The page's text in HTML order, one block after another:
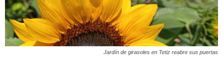
Jardín de girasoles en Tetiz reabre sus puertas